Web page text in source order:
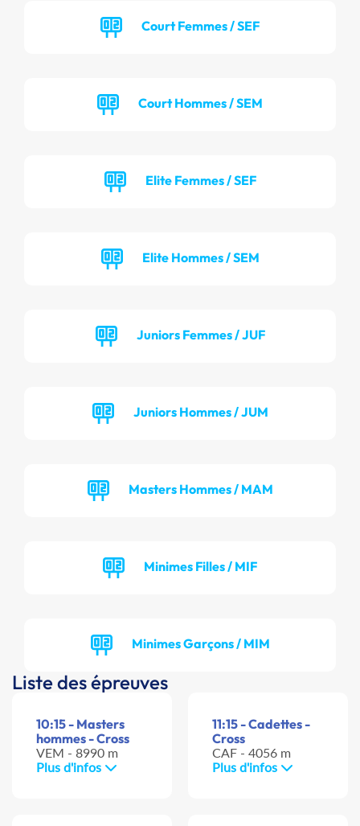
Court Femmes / SEF
Court Hommes / SEM
Elite Femmes / SEF
Elite Hommes / SEM
Juniors Femmes / JUF
Juniors Hommes / JUM
Masters Hommes / MAM
Minimes Filles / MIF
Minimes Garçons / MIM
Liste des épreuves
10:15 - Masters
hommes - Cross
VEM - 8990 m
Plus d'infos
11:15 - Cadettes -
Cross
CAF - 4056 m
Plus d'infos